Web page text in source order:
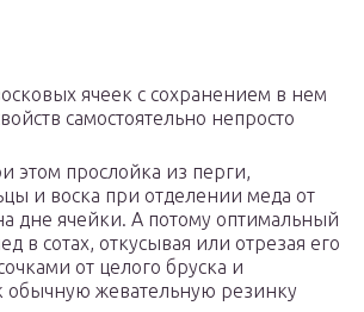
ячеек с сохранением в нем
самостоятельно непросто
этом прослойка из перги,
и воска при отделении меда от
дне ячейки. А потому оптимальный
в сотах, откусывая или отрезая его
от целого бруска и
обычную жевательную резинку